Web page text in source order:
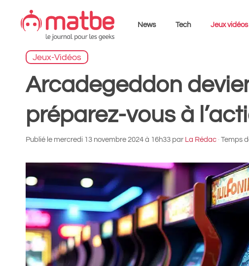
contenu
News Tech Jeux vidéos
Jeux-Vidéos
Arcadegeddon
préparez-vous à
Publié le mercredi 13 novembre 2024 à 16h33 par La Rédac · Temps